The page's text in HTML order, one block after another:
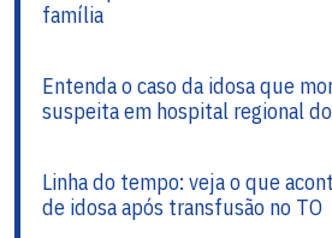
família
Entenda o caso da idosa que
suspeita em hospital regional
Linha do tempo: veja o que
de idosa após transfusão no TO